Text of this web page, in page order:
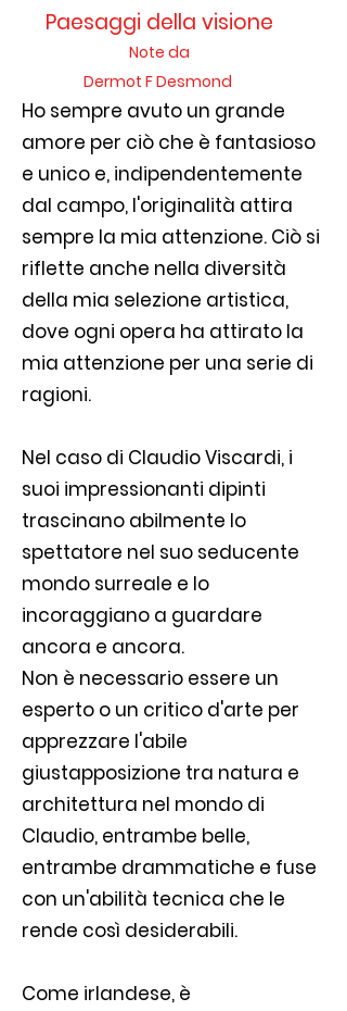
Paesaggi della visione
Note da
Dermot F Desmond
Ho sempre avuto un grande
amore per ciò che è fantasioso
e unico e, indipendentemente
dal campo, l'originalità attira
sempre la mia attenzione. Ciò si
riflette anche nella diversità
della mia selezione artistica,
dove ogni opera ha attirato la
mia attenzione per una serie di
ragioni.
Nel caso di Claudio Viscardi, i
suoi impressionanti dipinti
trascinano abilmente lo
spettatore nel suo seducente
mondo surreale e lo
incoraggiano a guardare
ancora e ancora.
Non è necessario essere un
esperto o un critico d'arte per
apprezzare l'abile
giustapposizione tra natura e
architettura nel mondo di
Claudio, entrambe belle,
entrambe drammatiche e fuse
con un'abilità tecnica che le
rende così desiderabili.
Come irlandese, è